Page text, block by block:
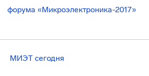
форума «Микроэлектроника-2017»
МИЭТ сегодня